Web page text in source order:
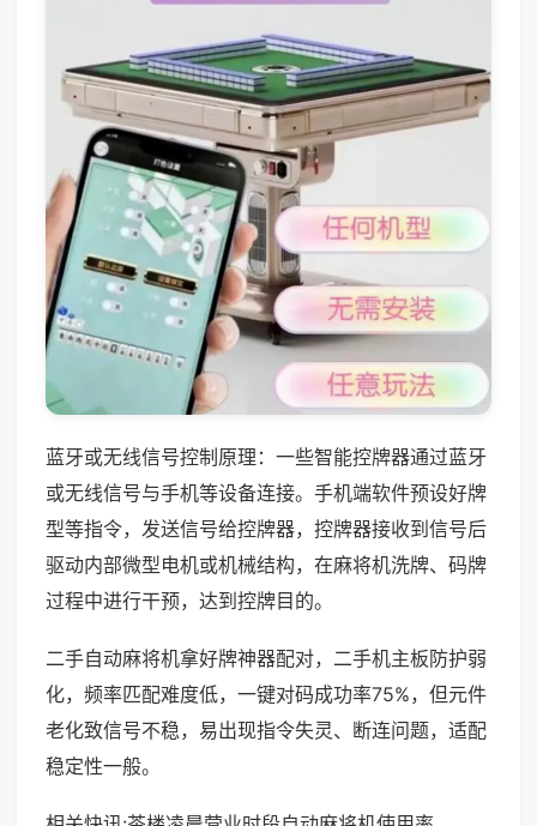
蓝牙或无线信号控制原理：一些智能控牌器通过蓝牙
或无线信号与手机等设备连接。手机端软件预设好牌
型等指令，发送信号给控牌器，控牌器接收到信号后
驱动内部微型电机或机械结构，在麻将机洗牌、码牌
过程中进行干预，达到控牌目的。
二手自动麻将机拿好牌神器配对，二手机主板防护弱
化，频率匹配难度低，一键对码成功率75%，但元件
老化致信号不稳，易出现指令失灵、断连问题，适配
稳定性一般。